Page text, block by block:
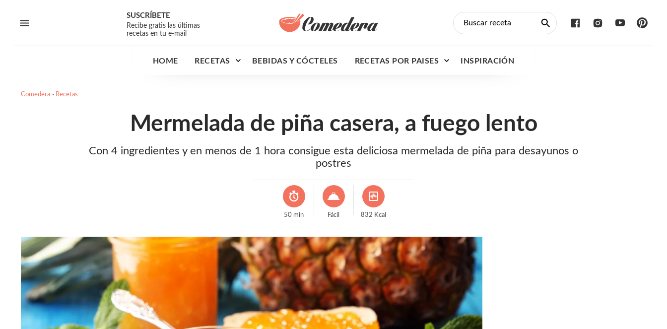
SUSCRÍBETE
Recibe gratis las últimas
recetas en tu e-mail
HOME RECETAS BEBIDAS Y CÓCTELES RECETAS POR PAISES INSPIRACIÓN
Comedera Recetas
Mermelada de piña casera, a fuego lento
Con 4 ingredientes y en menos de 1 hora consigue esta deliciosa mermelada de piña para desayunos o
postres
50 min Fácil 832 Kcal